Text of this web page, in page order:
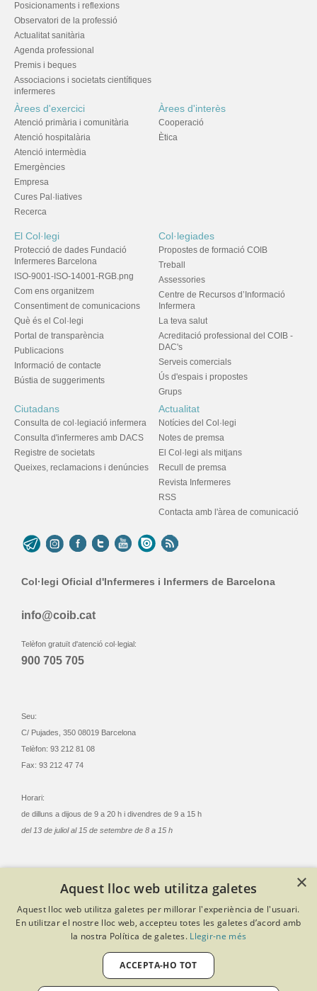
Posicionaments i reflexions
Observatori de la professió
Actualitat sanitària
Agenda professional
Premis i beques
Associacions i societats científiques
infermeres
Àrees d'exercici
Atenció primària i comunitària
Atenció hospitalària
Atenció intermèdia
Emergències
Empresa
Cures Pal·liatives
Recerca
Àrees d'interès
Cooperació
Ètica
El Col·legi
Protecció de dades Fundació
Infermeres Barcelona
ISO-9001-ISO-14001-RGB.png
Com ens organitzem
Consentiment de comunicacions
Què és el Col·legi
Portal de transparència
Publicacions
Informació de contacte
Bústia de suggeriments
Col·legiades
Propostes de formació COIB
Treball
Assessories
Centre de Recursos d’Informació
Infermera
La teva salut
Acreditació professional del COIB -
DAC's
Serveis comercials
Ús d'espais i propostes
Grups
Ciutadans
Consulta de col·legiació infermera
Consulta d'infermeres amb DACS
Registre de societats
Queixes, reclamacions i denúncies
Actualitat
Notícies del Col·legi
Notes de premsa
El Col·legi als mitjans
Recull de premsa
Revista Infermeres
RSS
Contacta amb l'àrea de comunicació
Col·legi Oficial d'Infermeres i Infermers de Barcelona
info@coib.cat
Telèfon gratuït d'atenció col·legial:
900 705 705
Seu:
C/ Pujades, 350 08019 Barcelona
Telèfon: 93 212 81 08
Fax: 93 212 47 74
Horari:
de dilluns a dijous de 9 a 20 h i divendres de 9 a 15 h
del 13 de juliol al 15 de setembre de 8 a 15 h
© Col·legi Oficial Infermeres i Infermers de Barcelona
Criteris de privacitat
Política de cookies
Avís legal
Política de protecció de dades
Política de qualitat
Desenvolupat amb Softeng Portal Builder
×
Aquest lloc web utilitza galetes
Aquest lloc web utilitza galetes per millorar l'experiència de l'usuari.
En utilitzar el nostre lloc web, accepteu totes les galetes d’acord amb
la nostra Política de galetes. Llegir-ne més
ACCEPTA-HO TOT